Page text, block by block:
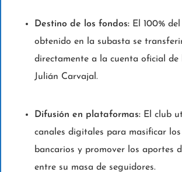
Destino de los fondos: El 100%
obtenido en la subasta se
directamente a la cuenta oficial de
Julián Carvajal.
Difusión en plataformas: El club
canales digitales para masificar
bancarios y promover los aportes
entre su masa de seguidores.